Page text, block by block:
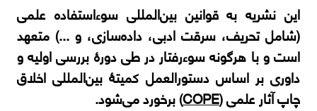
این نشریه به قوانین بین‌المللی سوء‌استفاده علمی
(شامل تحریف، سرقت ادبی، داده‌سازی، و ...) متعهد
است و با هرگونه سوء‌رفتار در طی دورۀ بررسی اولیه و
داوری بر اساس دستورالعمل کمیتۀ بین‌المللی اخلاق
چاپ آثار علمی(
COPE
)برخورد می‌شود.